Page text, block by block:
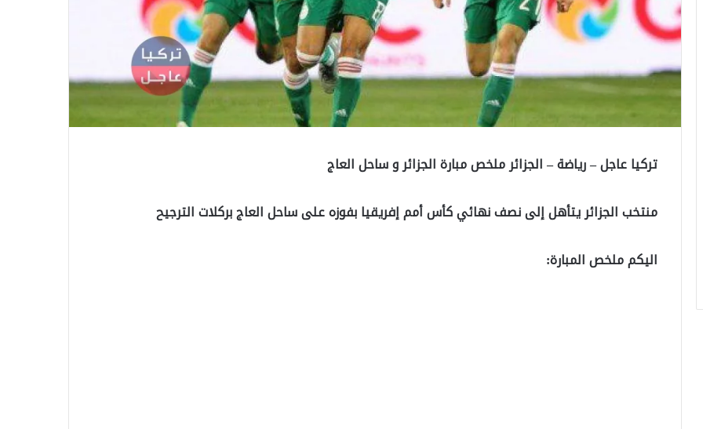
تركيا عاجل – رياضة – الجزائر ملخص مبارة الجزائر و ساحل العاج
منتخب الجزائر يتأهل إلى نصف نهائي كأس أمم إفريقيا بفوزه على ساحل العاج بركلات الترجيح
اليكم ملخص المبارة: